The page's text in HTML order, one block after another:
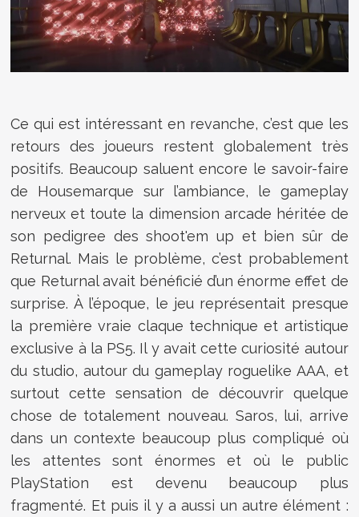
Ce qui est intéressant en revanche, c’est que les
retours des joueurs restent globalement très
positifs. Beaucoup saluent encore le savoir-faire
de Housemarque sur l’ambiance, le gameplay
nerveux et toute la dimension arcade héritée de
son pedigree des shoot'em up et bien sûr de
Returnal. Mais le problème, c’est probablement
que Returnal avait bénéficié d’un énorme effet de
surprise. À l’époque, le jeu représentait presque
la première vraie claque technique et artistique
exclusive à la PS5. Il y avait cette curiosité autour
du studio, autour du gameplay roguelike AAA, et
surtout cette sensation de découvrir quelque
chose de totalement nouveau. Saros, lui, arrive
dans un contexte beaucoup plus compliqué où
les attentes sont énormes et où le public
PlayStation est devenu beaucoup plus
fragmenté. Et puis il y a aussi un autre élément :